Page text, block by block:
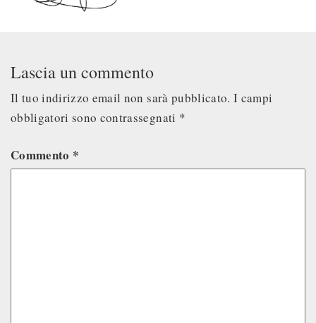
Lascia un commento
Il tuo indirizzo email non sarà pubblicato. I campi
obbligatori sono contrassegnati *
Commento *